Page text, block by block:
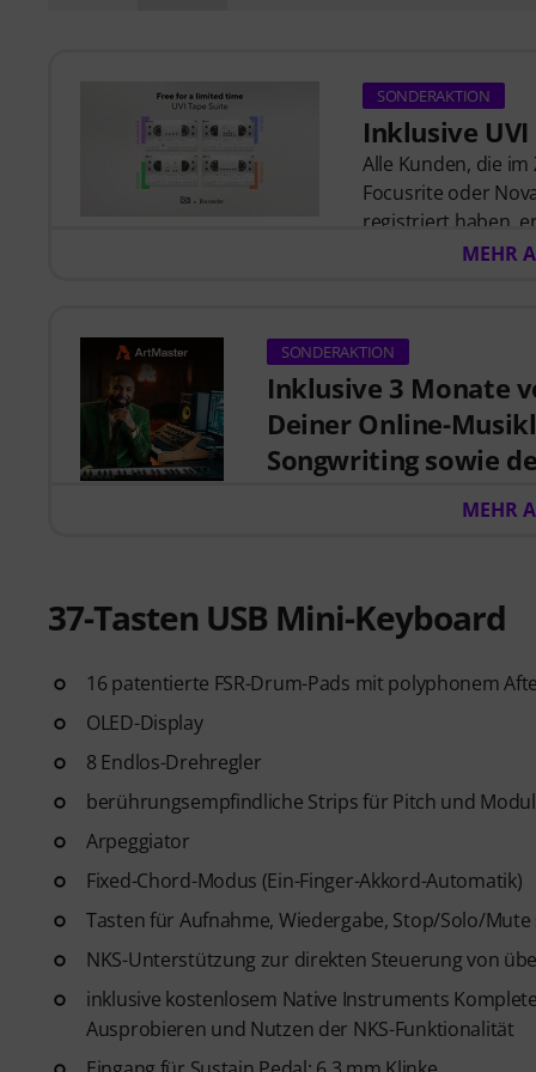
SONDERAKTION
Inklusive UVI
Alle Kunden, die
Focusrite oder
registriert haben,
ihrem Account.
MEHR
SONDERAKTION
Inklusive 3 Monate
Deiner Online-
Songwriting sowie
Produktionstechniken, Beat-
content-ready Sounddesign.
ArtMaster.com ist DER E-
Lerne aus über 500
DAW-Produktion über
MEHR
37-Tasten USB Mini-Keyboard
16 patentierte FSR-Drum-Pads mit polyphonem
OLED-Display
8 Endlos-Drehregler
berührungsempfindliche Strips für Pitch und
Arpeggiator
Fixed-Chord-Modus (Ein-Finger-Akkord-Automatik)
Tasten für Aufnahme, Wiedergabe, Stop/Solo/
NKS-Unterstützung zur direkten Steuerung von
inklusive kostenlosem Native Instruments
Ausprobieren und Nutzen der NKS-Funktionalität